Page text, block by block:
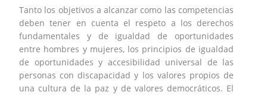
Tanto los objetivos a alcanzar como las competencias
deben tener en cuenta el respeto a los derechos
fundamentales y de igualdad de oportunidades
entre hombres y mujeres, los principios de igualdad
de oportunidades y accesibilidad universal de las
personas con discapacidad y los valores propios de
una cultura de la paz y de valores democráticos. El